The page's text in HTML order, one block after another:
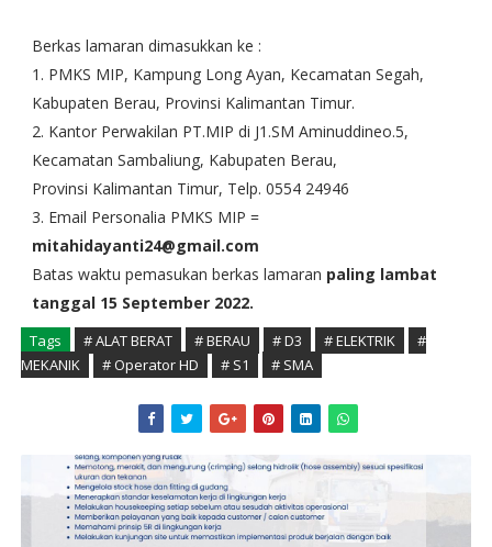
Berkas lamaran dimasukkan ke :
1. PMKS MIP, Kampung Long Ayan, Kecamatan Segah,
Kabupaten Berau, Provinsi Kalimantan Timur.
2. Kantor Perwakilan PT.MIP di J1.SM Aminuddineo.5,
Kecamatan Sambaliung, Kabupaten Berau,
Provinsi Kalimantan Timur, Telp. 0554 24946
3. Email Personalia PMKS MIP =
mitahidayanti24@gmail.com
Batas waktu pemasukan berkas lamaran paling lambat
tanggal 15 September 2022.
Tags # ALAT BERAT # BERAU # D3 # ELEKTRIK
#
MEKANIK
# Operator HD # S1 # SMA